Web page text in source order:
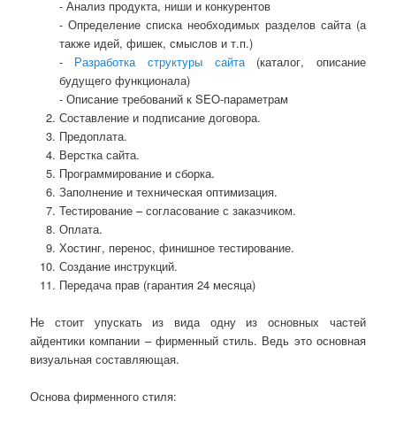
- Анализ продукта, ниши и конкурентов
- Определение списка необходимых разделов сайта (а
также идей, фишек, смыслов и т.п.)
- Разработка структуры сайта(каталог, описание
будущего функционала)
- Описание требований к SEO-параметрам
Составление и подписание договора.
Предоплата.
Верстка сайта.
Программирование и сборка.
Заполнение и техническая оптимизация.
Тестирование – согласование с заказчиком.
Оплата.
Хостинг, перенос, финишное тестирование.
Создание инструкций.
Передача прав (гарантия 24 месяца)
Не стоит упускать из вида одну из основных частей
айдентики компании – фирменный стиль. Ведь это основная
визуальная составляющая.
Основа фирменного стиля: